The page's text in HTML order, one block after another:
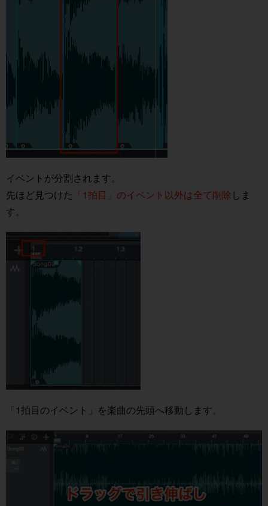
イベントが分割されます。
先ほど見つけた 「1拍目」のイベント以外は全て削除しま
す。
「1拍目のイベント」を楽曲の先頭へ移動します。